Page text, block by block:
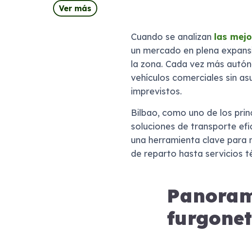
Ver más
Cuando se analizan las
un mercado en plena
la zona. Cada vez más
vehículos comerciales sin
imprevistos.
Bilbao, como uno de los
soluciones de transporte
una herramienta clave para
de reparto hasta servicios